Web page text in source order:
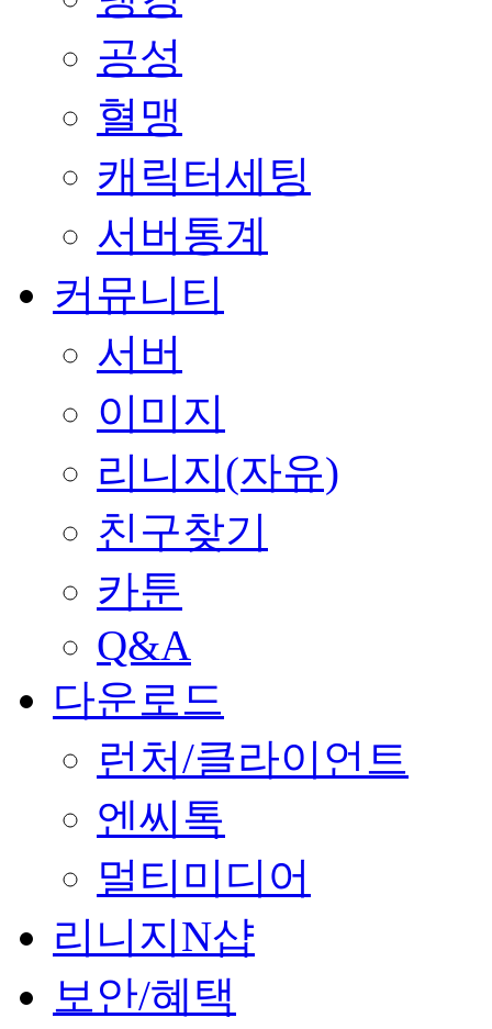
공성
혈맹
캐릭터세팅
서버통계
커뮤니티
서버
이미지
리니지(자유)
친구찾기
카툰
Q&A
다운로드
런처/클라이언트
엔씨톡
멀티미디어
리니지N샵
보안/혜택